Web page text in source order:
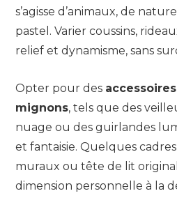
s’agisse d’animaux, de
pastel. Varier coussins,
relief et dynamisme, sans
Opter pour des
mignons, tels que des
nuage ou des guirlandes
et fantaisie. Quelques
muraux ou tête de lit
dimension personnelle à la